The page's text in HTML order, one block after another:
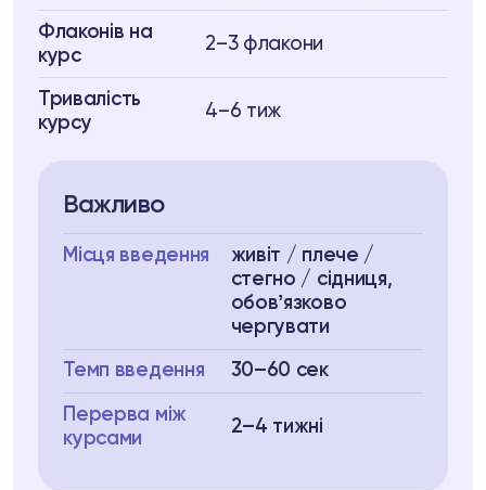
Флаконів на
курс
2–3 флакони
Тривалість
курсу
4–6 тиж
Важливо
Місця введення
живіт / плече /
стегно / сідниця,
обовʼязково
чергувати
Темп введення 30–60 сек
Перерва між
курсами
2–4 тижні